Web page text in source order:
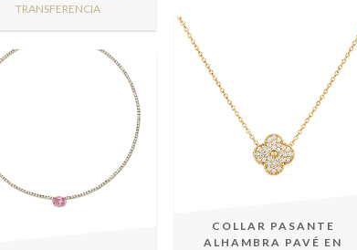
TRANSFERENCIA
COLLAR PASANTE
ALHAMBRA PAVÉ EN